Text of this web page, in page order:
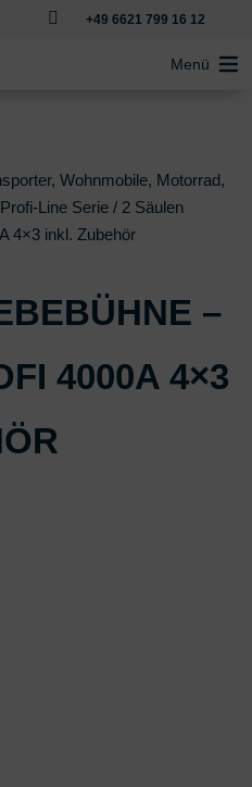
 +49 6621 799 16 12
Menü
Wohnmobile, Motorrad,
Profi-Line Serie / 2 Säulen
4×3 inkl. Zubehör
–
4000A 4×3